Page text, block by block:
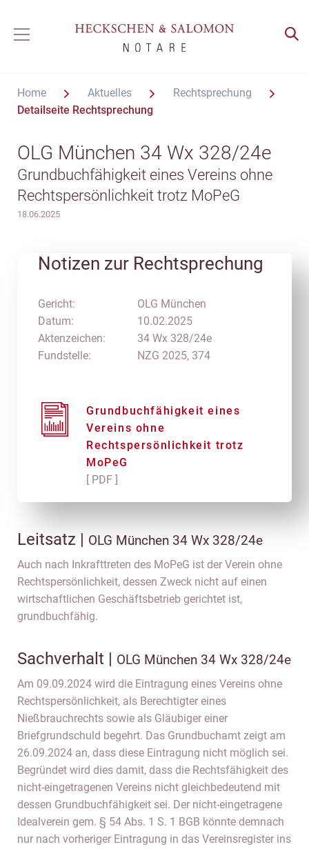
Home Aktuelles
Rechtsprechung
Detailseite Rechtsprechung
OLG München 34 Wx 328/24e
Grundbuchfähigkeit eines Vereins ohne
Rechtspersönlichkeit trotz MoPeG
18.06.2025
Notizen zur Rechtsprechung
Gericht:
Datum:
Aktenzeichen:
Fundstelle:
OLG München
10.02.2025
34 Wx 328/24e
NZG 2025, 374
Grundbuchfähigkeit eines
Vereins ohne
Rechtspersönlichkeit trotz
MoPeG
[ PDF ]
Leitsatz | OLG München 34 Wx 328/24e
Auch nach Inkrafttreten des MoPeG ist der Verein ohne
Rechtspersönlichkeit, dessen Zweck nicht auf einen
wirtschaftlichen Geschäftsbetrieb gerichtet ist,
grundbuchfähig.
Sachverhalt | OLG München 34 Wx 328/24e
Am 09.09.2024 wird die Eintragung eines Vereins ohne
Rechtspersönlichkeit, als Berechtigter eines
Nießbrauchrechts sowie als Gläubiger einer
Briefgrundschuld begehrt. Das Grundbuchamt zeigt am
26.09.2024 an, dass diese Eintragung nicht möglich sei.
Begründet wird dies damit, dass die Rechtsfähigkeit des
nicht-eingetragenen Vereins nicht gleichbedeutend mit
dessen Grundbuchfähigkeit sei. Der nicht-eingetragene
Idealverein gem. § 54 Abs. 1 S. 1 BGB könnte demnach
nur nach vorheriger Eintragung in das Vereinsregister ins